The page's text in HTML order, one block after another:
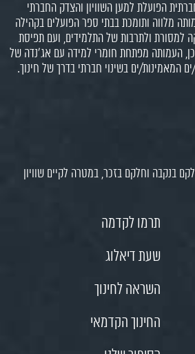
הפועלת למען השוויון והצדק החברתי
מלווה ותומכת בבתי ספר הפועלים בקהילה
למסורת ולתרבות של התלמידים, ועם תפיסת
כן, העמותה מפתחת חומרי למידה עם אג'נדה של
המאמינות/ים בשינוי חברתי בדרך של חינוך.
בנקבה וחלקם בזכר, במטרה לקיים שוויון
תרמו לקדמה
שעת דיאלוג
השראה לחינוך
החינוך הקדמאי